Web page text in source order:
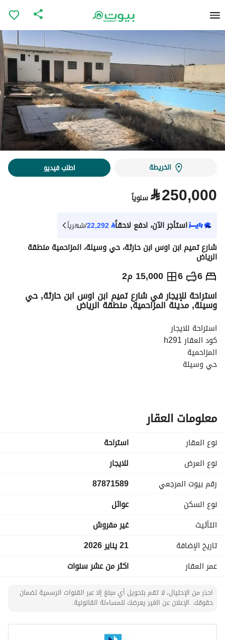
الخريطة اطلب فيديو
⃁250,000 سنوياً
استأجر الآن، ادفع لاحقاً⃁
22,292/شهرياً
شارع تميم ابن اوس ابن حارثة، حي وسيلة، المزاحمية منطقة
الرياض
6
6 15,000 م2 ⃁
250,000 سنوياً
الإعلان الاماكن القريبة
استراحة للإيجار في شارع تميم ابن اوس ابن حارثة, حي
وسيلة, مدينة المزاحمية, منطقة الرياض
استراحة للايجار
كود العقار h291
المزاحمية
حي وسيلة
التطوير nufouth. com (يتم تحديثه يومياً)
الرقم الموحد: 920010213
معلومات العقار
نوع العقار
استراحة
نوع العرض
للايجار
رقم بيوت المرجعي
87871589
نوع السكن
عوائل
التأثيث
غير مفروش
تاريخ الإضافة
21 يناير 2026
عمر العقار
اكثر من عشر سنوات
احذر من الإحتيال، لا تقم بتحويل أي مبلغ إلا عبر القنوات الرسمية لضمان
حقوقك .الإعلان عن الغير يعرضك للمساءلة القانونية.